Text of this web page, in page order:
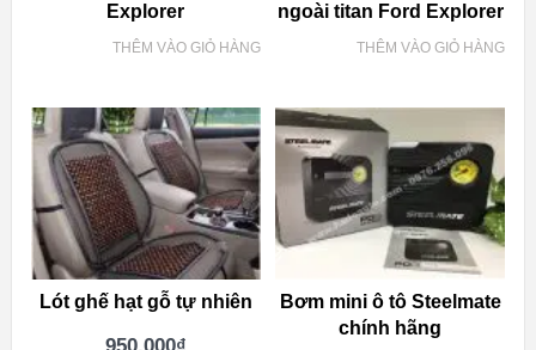
Explorer
THÊM VÀO GIỎ HÀNG
ngoài titan Ford Explorer
THÊM VÀO GIỎ HÀNG
Lót ghế hạt gỗ tự nhiên
Bơm mini ô tô Steelmate
chính hãng